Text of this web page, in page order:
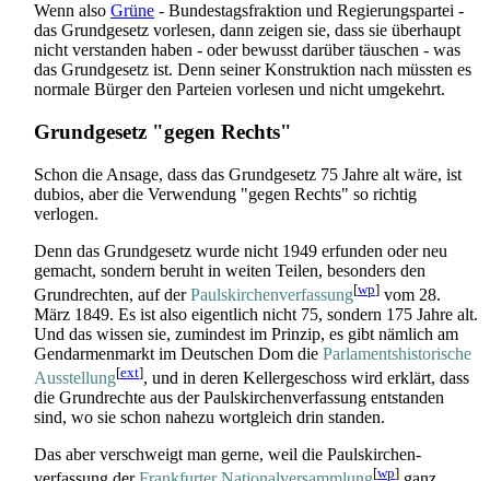
Wenn also Grüne - Bundestags­fraktion und Regierungspartei -
das Grundgesetz vorlesen, dann zeigen sie, dass sie überhaupt
nicht verstanden haben - oder bewusst darüber täuschen - was
das Grundgesetz ist. Denn seiner Konstruktion nach müssten es
normale Bürger den Parteien vorlesen und nicht umgekehrt.
Grundgesetz "gegen Rechts"
Schon die Ansage, dass das Grundgesetz 75 Jahre alt wäre, ist
dubios, aber die Verwendung "gegen Rechts" so richtig
verlogen.
Denn das Grundgesetz wurde nicht 1949 erfunden oder neu
gemacht, sondern beruht in weiten Teilen, besonders den
Grundrechten, auf derPaulskirchenverfassung[wp] vom 28.
März 1849. Es ist also eigentlich nicht 75, sondern 175 Jahre alt.
Und das wissen sie, zumindest im Prinzip, es gibt nämlich am
Gendarmenmarkt im Deutschen Dom die Parlaments­historische
Ausstellung[ext], und in deren Kellergeschoss wird erklärt, dass
die Grundrechte aus der Pauls­kirchen­verfassung entstanden
sind, wo sie schon nahezu wortgleich drin standen.
Das aber verschweigt man gerne, weil die Pauls­kirchen­
[wp]